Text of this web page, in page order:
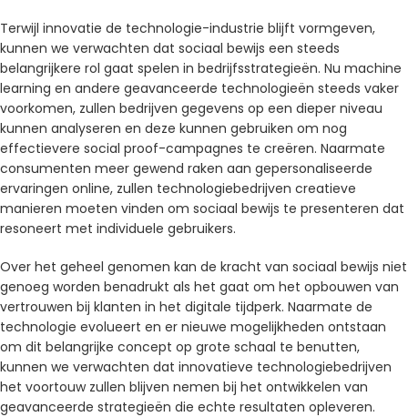
Terwijl innovatie de technologie-industrie blijft vormgeven,
kunnen we verwachten dat sociaal bewijs een steeds
belangrijkere rol gaat spelen in bedrijfsstrategieën. Nu machine
learning en andere geavanceerde technologieën steeds vaker
voorkomen, zullen bedrijven gegevens op een dieper niveau
kunnen analyseren en deze kunnen gebruiken om nog
effectievere social proof-campagnes te creëren. Naarmate
consumenten meer gewend raken aan gepersonaliseerde
ervaringen online, zullen technologiebedrijven creatieve
manieren moeten vinden om sociaal bewijs te presenteren dat
resoneert met individuele gebruikers.
Over het geheel genomen kan de kracht van sociaal bewijs niet
genoeg worden benadrukt als het gaat om het opbouwen van
vertrouwen bij klanten in het digitale tijdperk. Naarmate de
technologie evolueert en er nieuwe mogelijkheden ontstaan ​​
om dit belangrijke concept op grote schaal te benutten,
kunnen we verwachten dat innovatieve technologiebedrijven
het voortouw zullen blijven nemen bij het ontwikkelen van
geavanceerde strategieën die echte resultaten opleveren.